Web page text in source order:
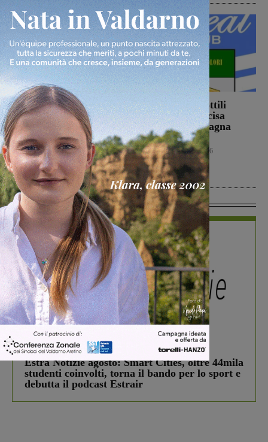
Ennesimo atto di
violenza contro gli
animali: a Montalto
gatto colpito da pallini.
Enpa: “Atto
ingiustificabile”
Cronaca 5 Agosto 2026
Con Stefano Sottili
l’Ideal Club Incisa
chiude la campagna
acquisti
Calcio 5 Agosto 2026
In Vetrina
In vetrina 3 Agosto 2026
Estra Notizie agosto: Smart Cities, oltre 44mila
studenti coinvolti, torna il bando per lo sport e
debutta il podcast Estrair